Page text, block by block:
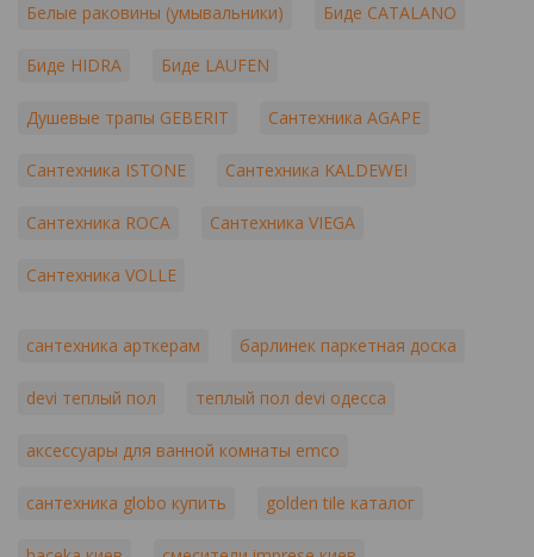
Белые раковины (умывальники) Биде CATALANO
Биде HIDRA Биде LAUFEN
Душевые трапы GEBERIT Сантехника AGAPE
Сантехника ISTONE Сантехника KALDEWEI
Сантехника ROCA Сантехника VIEGA
Сантехника VOLLE
сантехника арткерам барлинек паркетная доска
devi теплый пол теплый пол devi одесса
аксессуары для ванной комнаты emco
сантехника globo купить golden tile каталог